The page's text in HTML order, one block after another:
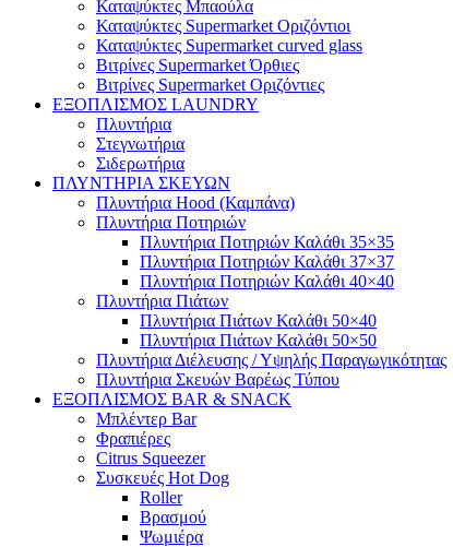
Καταψύκτες Μπαούλα
Καταψύκτες Supermarket Οριζόντιοι
Καταψύκτες Supermarket curved glass
Βιτρίνες Supermarket Όρθιες
Βιτρίνες Supermarket Οριζόντιες
ΕΞΟΠΛΙΣΜΟΣ LAUNDRY
Πλυντήρια
Στεγνωτήρια
Σιδερωτήρια
ΠΛΥΝΤΗΡΙΑ ΣΚΕΥΩΝ
Πλυντήρια Hood (Καμπάνα)
Πλυντήρια Ποτηριών
Πλυντήρια Ποτηριών Καλάθι 35×35
Πλυντήρια Ποτηριών Καλάθι 37×37
Πλυντήρια Ποτηριών Καλάθι 40×40
Πλυντήρια Πιάτων
Πλυντήρια Πιάτων Καλάθι 50×40
Πλυντήρια Πιάτων Καλάθι 50×50
Πλυντήρια Διέλευσης / Υψηλής Παραγωγικότητας
Πλυντήρια Σκευών Βαρέως Τύπου
ΕΞΟΠΛΙΣΜΟΣ BAR & SNACK
Μπλέντερ Bar
Φραπιέρες
Citrus Squeezer
Συσκευές Hot Dog
Roller
Βρασμού
Ψωμιέρα